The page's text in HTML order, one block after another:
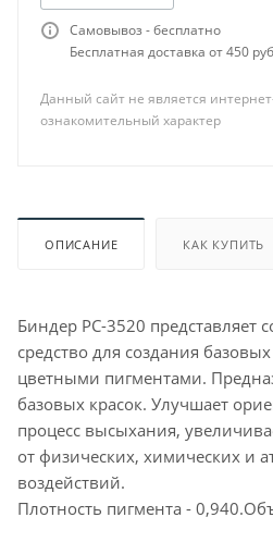
Самовывоз - бесплатно
Бесплатная доставка от 450 руб
Данный сайт не является
ознакомительный характер
ОПИСАНИЕ КАК КУПИТЬ
Биндер PC-3520 представляет
средство для создания
цветными пигментами.
базовых красок. Улучшает
процесс высыхания,
от физических, химических и
воздействий.
Плотность пигмента -